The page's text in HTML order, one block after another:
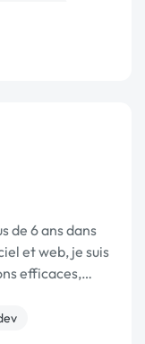
de 6 ans dans
et web, je suis
efficaces,
...